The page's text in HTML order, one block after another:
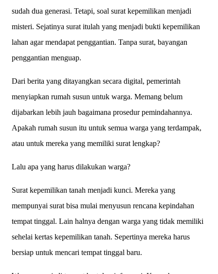
sudah dua generasi. Tetapi, soal surat kepemilikan menjadi
misteri. Sejatinya surat itulah yang menjadi bukti kepemilikan
lahan agar mendapat penggantian. Tanpa surat, bayangan
penggantian menguap.
Dari berita yang ditayangkan secara digital, pemerintah
menyiapkan rumah susun untuk warga. Memang belum
dijabarkan lebih jauh bagaimana prosedur pemindahannya.
Apakah rumah susun itu untuk semua warga yang terdampak,
atau untuk mereka yang memiliki surat lengkap?
Lalu apa yang harus dilakukan warga?
Surat kepemilikan tanah menjadi kunci. Mereka yang
mempunyai surat bisa mulai menyusun rencana kepindahan
tempat tinggal. Lain halnya dengan warga yang tidak memiliki
sehelai kertas kepemilikan tanah. Sepertinya mereka harus
bersiap untuk mencari tempat tinggal baru.